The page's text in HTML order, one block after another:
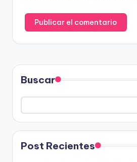
Buscar
Post Recientes